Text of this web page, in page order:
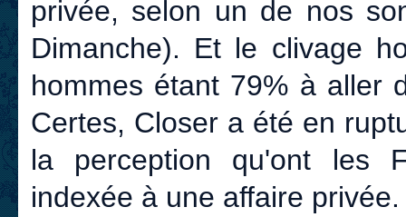
privée, selon un de nos
Dimanche). Et le clivage
hommes étant 79% à aller
Certes, Closer a été en
la perception qu'ont les
indexée à une affaire privée.